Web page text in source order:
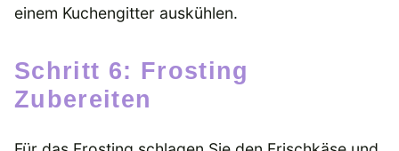
einem Kuchengitter auskühlen.
Schritt 6: Frosting
Zubereiten